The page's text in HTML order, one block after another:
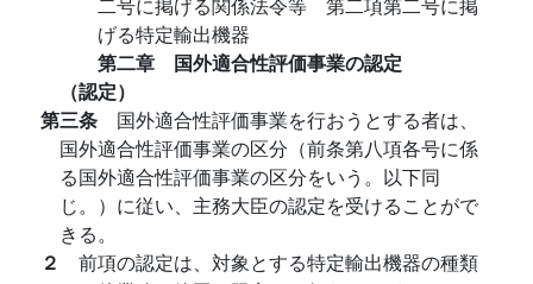
げる特定輸出機器
第二章 国外適合性評価事業の認定
（認定）
第三条 国外適合性評価事業を行おうとする者は、
国外適合性評価事業の区分（前条第八項各号に係
る国外適合性評価事業の区分をいう。以下同
じ。）に従い、主務大臣の認定を受けることがで
きる。
２ 前項の認定は、対象とする特定輸出機器の種類